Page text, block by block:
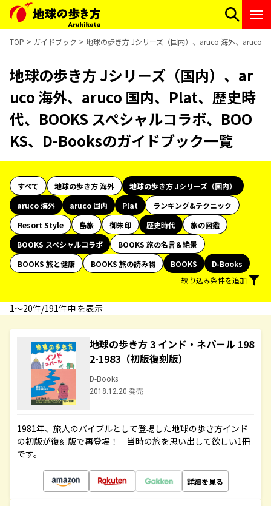
TOP ガイドブック 地球の歩き方 Jシリーズ（国内）、aruco 海外、aruco
地球の歩き方 Jシリーズ（国内）、ar
uco 海外、aruco 国内、Plat、歴史時
代、BOOKS スペシャルコラボ、BOO
KS、D-Booksのガイドブック一覧
すべて 地球の歩き方 海外
地球の歩き方 Jシリーズ（国内）
aruco 海外
aruco 国内 Plat
ランキング&テクニック
Resort Style
島旅 御朱印 歴史時代
旅の図鑑
BOOKS スペシャルコラボ
BOOKS 旅の名言＆絶景
BOOKS 旅と健康
BOOKS 旅の読み物 BOOKS
D-Books
絞り込み条件を追加
1〜20件/191件中 を表示
地球の歩き方 3 インド・ネパール 198
2-1983（初版復刻版）
D-Books
2018.12.20 発売
1981年、旅人のバイブルとして登場した地球の歩き方インド
の初版が復刻版で再登場！ 当時の旅を思い出して欲しい1冊
です。
詳細を見る